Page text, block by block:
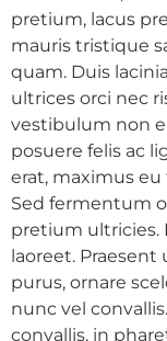
pretium, lacus
mauris tristique
quam. Duis
ultrices orci nec
vestibulum non
posuere felis ac
erat, maximus
Sed fermentum
pretium ultricies.
laoreet.
purus, ornare
nunc vel
convallis, in